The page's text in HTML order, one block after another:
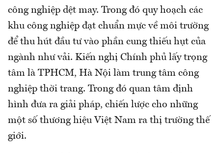
công nghiệp dệt may. Trong đó quy hoạch các
khu công nghiệp đạt chuẩn mực về môi trường
để thu hút đầu tư vào phần cung thiếu hụt của
ngành như vải. Kiến nghị Chính phủ lấy trọng
tâm là TPHCM, Hà Nội làm trung tâm công
nghiệp thời trang. Trong đó quan tâm định
hình đưa ra giải pháp, chiến lược cho những
một số thương hiệu Việt Nam ra thị trường thế
giới.